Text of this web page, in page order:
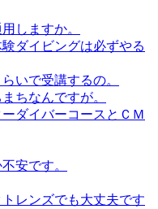
しますか。
ダイビングは必ずやる
いで受講するの。
ちなんですが。
ダイバーコースとＣＭ
安です。
レンズでも大丈夫です